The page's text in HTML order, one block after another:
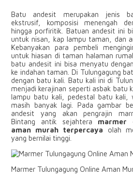
Batu andesit merupakan jenis
ekstrusif, komposisi menengah
hingga porfiritik. Batuan andesit ini
untuk nisan, kap lampu taman, dan
Kebanyakan para pembeli
untuk hiasan di taman halaman
batu andesit ini bisa menyatu
ke indahan taman. Di Tulungagung
dengan batu kali. Batu kali ini di
menjadi kerajinan seperti asbak batu
lampu batu kali, pedestal batu kali,
masih banyak lagi. Pada gambar
andesit yang akan pengrajin
Bintang antik sejahtera marmer
aman murah terpercaya olah
yang bernilai tinggi.
Marmer Tulungagung Online Aman